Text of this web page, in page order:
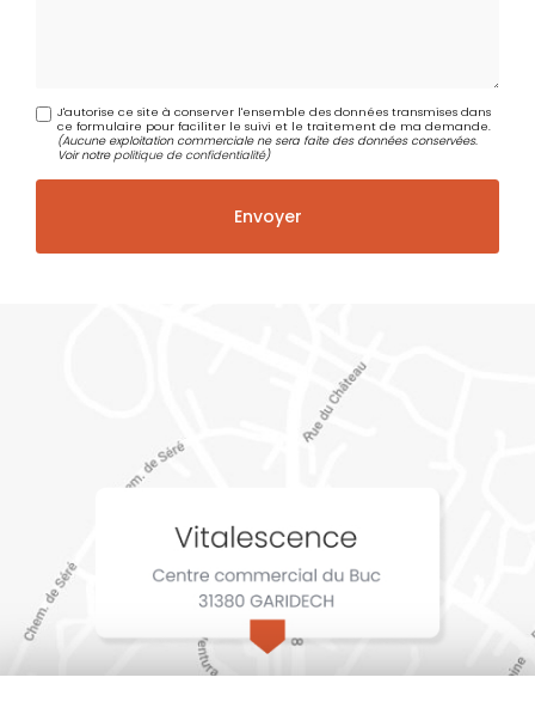
J'autorise ce site à conserver l'ensemble des données transmises dans
ce formulaire pour faciliter le suivi et le traitement de ma demande.
(Aucune exploitation commerciale ne sera faite des données conservées.
Voir notrepolitique de confidentialité)